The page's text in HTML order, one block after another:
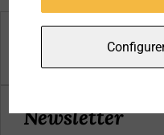
Newsletter